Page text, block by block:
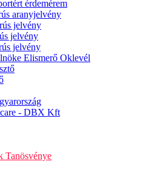
érdemérem
aranyjelvény
jelvény
jelvény
jelvény
Elismerő Oklevél
- DBX Kft
Tanösvénye